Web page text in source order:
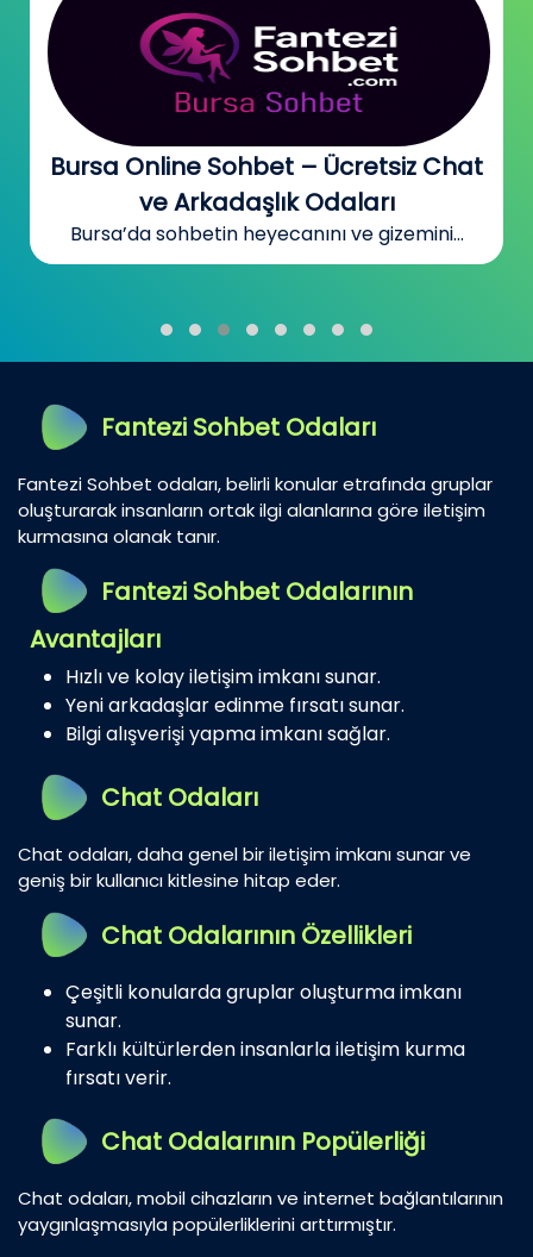
Bursa Online Sohbet – Ücretsiz Chat
ve Arkadaşlık Odaları
Bursa’da sohbetin heyecanını ve gizemini...
Fantezi Sohbet Odaları
Fantezi Sohbet odaları, belirli konular etrafında gruplar
oluşturarak insanların ortak ilgi alanlarına göre iletişim
kurmasına olanak tanır.
Fantezi Sohbet Odalarının
Avantajları
Hızlı ve kolay iletişim imkanı sunar.
Yeni arkadaşlar edinme fırsatı sunar.
Bilgi alışverişi yapma imkanı sağlar.
Chat Odaları
Chat odaları, daha genel bir iletişim imkanı sunar ve
geniş bir kullanıcı kitlesine hitap eder.
Chat Odalarının Özellikleri
Çeşitli konularda gruplar oluşturma imkanı
sunar.
Farklı kültürlerden insanlarla iletişim kurma
fırsatı verir.
Chat Odalarının Popülerliği
Chat odaları, mobil cihazların ve internet bağlantılarının
yaygınlaşmasıyla popülerliklerini arttırmıştır.